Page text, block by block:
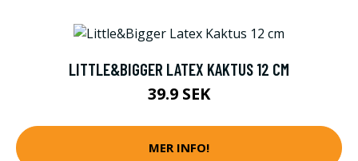
LITTLE&BIGGER LATEX KAKTUS 12 CM
39.9 SEK
MER INFO!